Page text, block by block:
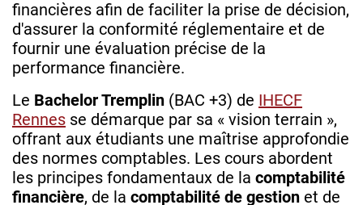
financières afin de faciliter la prise de décision,
d'assurer la conformité réglementaire et de
fournir une évaluation précise de la
performance financière.
Le Bachelor Tremplin (BAC +3) de IHECF
Rennes se démarque par sa « vision terrain »,
offrant aux étudiants une maîtrise approfondie
des normes comptables. Les cours abordent
les principes fondamentaux de la comptabilité
financière, de la comptabilité de gestion et de